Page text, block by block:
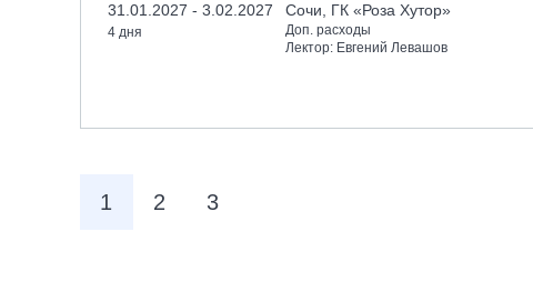
31.01.2027 - 3.02.2027
4 дня
Сочи, ГК «Роза Хутор»
Доп. расходы
Лектор: Евгений Левашов
1 2 3